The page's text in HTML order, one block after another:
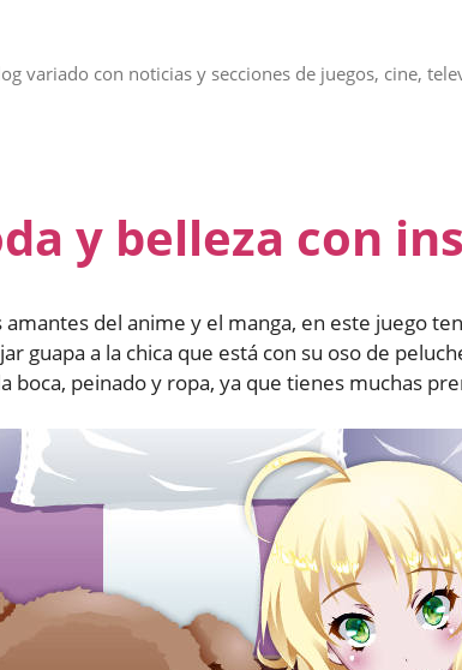
variado con noticias y secciones de juegos, cine,
y belleza con
amantes del anime y el manga, en este juego
guapa a la chica que está con su oso de
boca, peinado y ropa, ya que tienes muchas